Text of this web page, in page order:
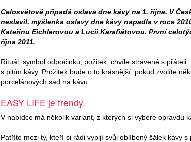
Celosvětově připadá oslava dne kávy na 1. října. V
neslavil, myšlenka oslavy dne kávy napadla v roce
Kateřinu Eichlerovou a Lucii Karafiátovou. První
října 2011.
Rituál, symbol odpočinku, požitek, chvíle strávené s
s pitím kávy. Prožitek bude o to krásnější, pokud zvolíte
porcelánových sad na kávu.
EASY LIFE je trendy.
V nabídce má několik variant, z kterých si vybere opravdu
Patříte mezi ty, kteří si rádi vypijí svůj oblíbený šálek kávy